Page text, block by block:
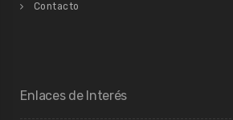
Contacto
Enlaces de Interés